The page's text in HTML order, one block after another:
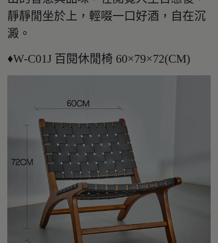
靜靜閒坐於上，輕啜一口好酒，自在沉
澱。
♦W-C01J 百閱休閒椅 60×79×72(CM)